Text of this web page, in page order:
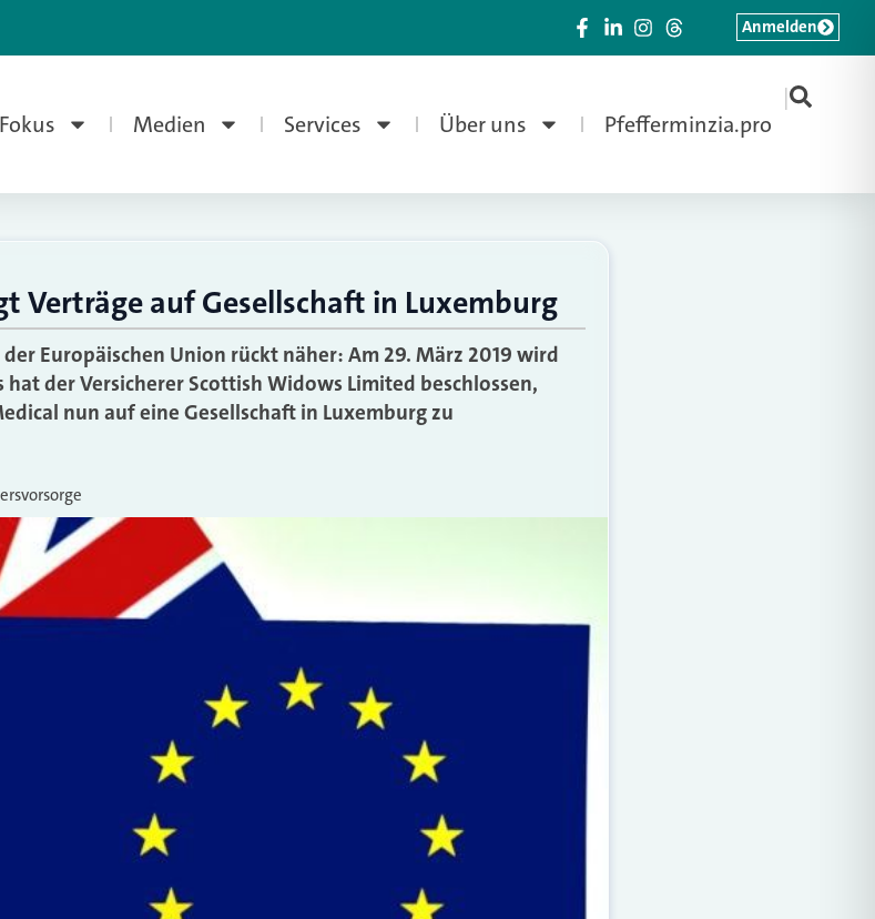
Medien Services Über uns Pfefferminzia.pro
|
Anmelden
Verträge auf Gesellschaft in Luxemburg
Europäischen Union rückt näher: Am 29. März 2019 wird
hat der Versicherer Scottish Widows Limited beschlossen,
nun auf eine Gesellschaft in Luxemburg zu